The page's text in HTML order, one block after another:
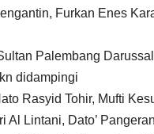
Furkan Enes
Palembang
didampingi
Rasyid Tohir, Mufti
Al Lintani, Dato’